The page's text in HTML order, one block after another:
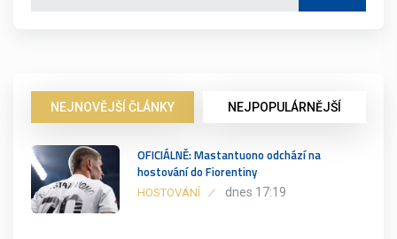
NEJNOVĚJŠÍ ČLÁNKY NEJPOPULÁRNĚJŠÍ
OFICIÁLNĚ: Mastantuono odchází na
hostování do Fiorentiny
HOSTOVÁNÍ dnes 17:19